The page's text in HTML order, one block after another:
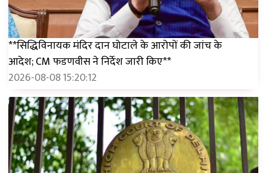
**सिद्धिविनायक मंदिर दान घोटाले के आरोपों की जांच के
आदेश; CM फडणवीस ने निर्देश जारी किए**
2026-08-08 15:20:12